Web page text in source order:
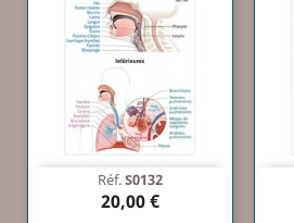
Réf.S0132
20,00 €